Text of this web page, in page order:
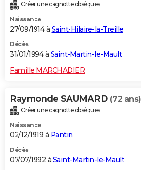
Créer une cagnotte obsèques
Naissance
27/09/1914 à Saint-Hilaire-la-Treille
Décès
31/01/1994 à Saint-Martin-le-Mault
Famille MARCHADIER
Raymonde SAUMARD (72 ans)
Créer une cagnotte obsèques
Naissance
02/12/1919 à Pantin
Décès
07/07/1992 à Saint-Martin-le-Mault